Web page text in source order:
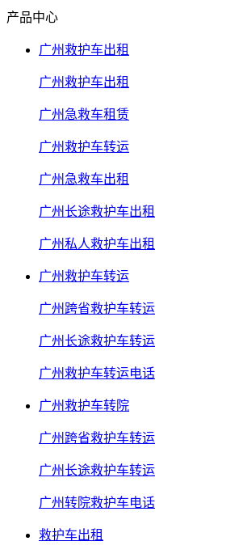
产品中心
广州救护车出租
广州救护车出租
广州急救车租赁
广州救护车转运
广州急救车出租
广州长途救护车出租
广州私人救护车出租
广州救护车转运
广州跨省救护车转运
广州长途救护车转运
广州救护车转运电话
广州救护车转院
广州跨省救护车转运
广州长途救护车转运
广州转院救护车电话
救护车出租